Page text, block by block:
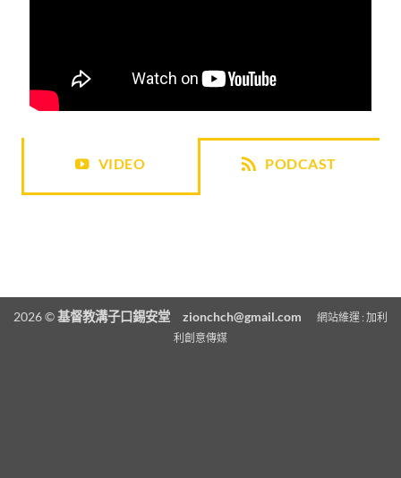
VIDEO PODCAST
2026 ©基督教溝子口錫安堂 zionchch@gmail.com 網站維運 : 加利
利創意傳媒